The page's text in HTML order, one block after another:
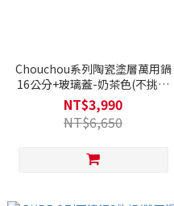
Chouchou系列陶瓷塗層萬用鍋
16公分+玻璃蓋-奶茶色(不挑爐
具Q導全覆底/瓦斯爐電磁爐可
用)
NT$3,990
NT$6,650